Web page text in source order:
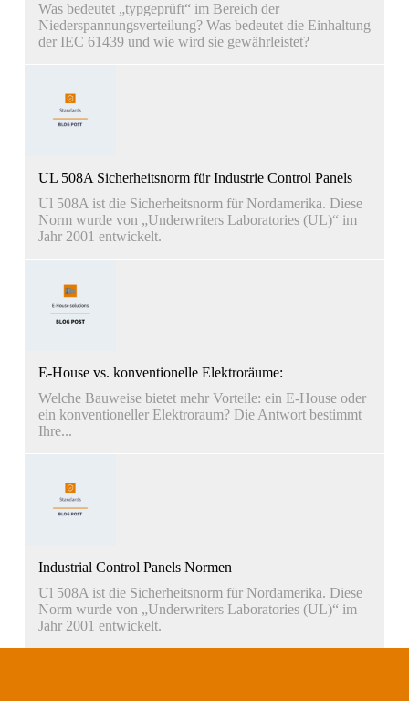
Was bedeutet „typgeprüft“ im Bereich der
Niederspannungsverteilung? Was bedeutet die Einhaltung
der IEC 61439 und wie wird sie gewährleistet?
UL 508A Sicherheitsnorm für Industrie Control Panels
Ul 508A ist die Sicherheitsnorm für Nordamerika. Diese
Norm wurde von „Underwriters Laboratories (UL)“ im
Jahr 2001 entwickelt.
E-House vs. konventionelle Elektroräume:
Welche Bauweise bietet mehr Vorteile: ein E-House oder
ein konventioneller Elektroraum? Die Antwort bestimmt
Ihre...
Industrial Control Panels Normen
Ul 508A ist die Sicherheitsnorm für Nordamerika. Diese
Norm wurde von „Underwriters Laboratories (UL)“ im
Jahr 2001 entwickelt.